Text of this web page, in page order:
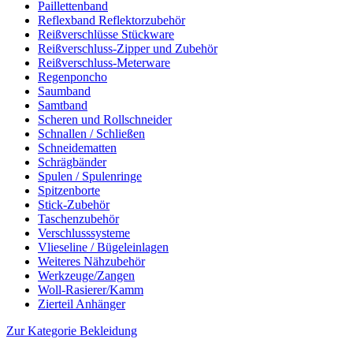
Paillettenband
Reflexband Reflektorzubehör
Reißverschlüsse Stückware
Reißverschluss-Zipper und Zubehör
Reißverschluss-Meterware
Regenponcho
Saumband
Samtband
Scheren und Rollschneider
Schnallen / Schließen
Schneidematten
Schrägbänder
Spulen / Spulenringe
Spitzenborte
Stick-Zubehör
Taschenzubehör
Verschlusssysteme
Vlieseline / Bügeleinlagen
Weiteres Nähzubehör
Werkzeuge/Zangen
Woll-Rasierer/Kamm
Zierteil Anhänger
Zur Kategorie Bekleidung